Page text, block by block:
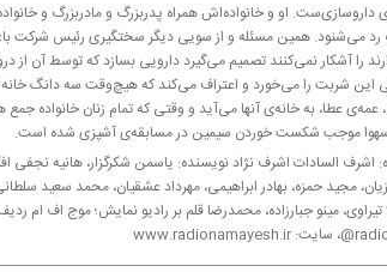
او و خانواده‌اش همراه پدربزرگ و مادربزرگ و
رد می‌شنود. همین مسئله و از سویی دیگر سختگیری رئیس شركت
را آشكار نمی‌كنند تصمیم می‌گیرد دارویی بسازد كه توسط آن
این شربت را می‌خورد و اعتراف می‌كند كه هیچ‌وقت سه دانگ
عطا، به خانه‌ی آنها می‌آید و وقتی كه تمام زنان خانواده
سهوا موجب شكست خوردن سیمین در مسابقه‌ی آشپزی شده است.
اشرف السادات اشرف نژاد نویسنده: یاسمن شكرگزار، هانیه نجفی
مجید حمزه، بهادر ابراهیمی، مهرداد عشقیان، محمد سعید